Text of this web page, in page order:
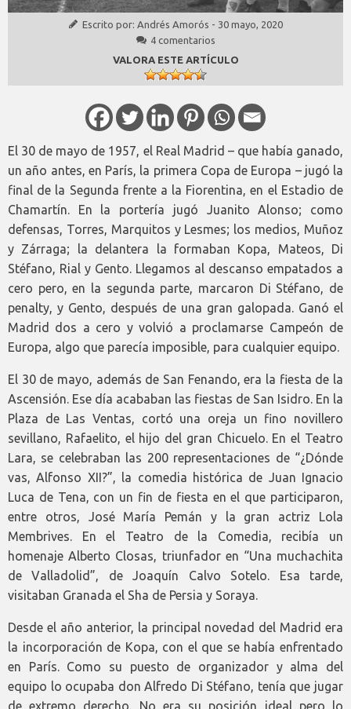
Escrito por: Andrés Amorós - 30 mayo, 2020
4 comentarios
VALORA ESTE ARTÍCULO
El 30 de mayo de 1957, el Real Madrid – que había ganado,
un año antes, en París, la primera Copa de Europa – jugó la
final de la Segunda frente a la Fiorentina, en el Estadio de
Chamartín. En la portería jugó Juanito Alonso; como
defensas, Torres, Marquitos y Lesmes; los medios, Muñoz
y Zárraga; la delantera la formaban Kopa, Mateos, Di
Stéfano, Rial y Gento. Llegamos al descanso empatados a
cero pero, en la segunda parte, marcaron Di Stéfano, de
penalty, y Gento, después de una gran galopada. Ganó el
Madrid dos a cero y volvió a proclamarse Campeón de
Europa, algo que parecía imposible, para cualquier equipo.
El 30 de mayo, además de San Fenando, era la fiesta de la
Ascensión. Ese día acababan las fiestas de San Isidro. En la
Plaza de Las Ventas, cortó una oreja un fino novillero
sevillano, Rafaelito, el hijo del gran Chicuelo. En el Teatro
Lara, se celebraban las 200 representaciones de “¿Dónde
vas, Alfonso XII?”, la comedia histórica de Juan Ignacio
Luca de Tena, con un fin de fiesta en el que participaron,
entre otros, José María Pemán y la gran actriz Lola
Membrives. En el Teatro de la Comedia, recibía un
homenaje Alberto Closas, triunfador en “Una muchachita
de Valladolid”, de Joaquín Calvo Sotelo. Esa tarde,
visitaban Granada el Sha de Persia y Soraya.
Desde el año anterior, la principal novedad del Madrid era
la incorporación de Kopa, con el que se había enfrentado
en París. Como su puesto de organizador y alma del
equipo lo ocupaba don Alfredo Di Stéfano, tenía que jugar
de extremo derecho. No era su posición ideal pero lo